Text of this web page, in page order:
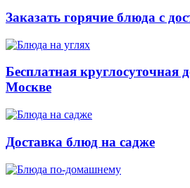
Заказать горячие блюда с
Бесплатная круглосуточная
Москве
Доставка блюд на садже